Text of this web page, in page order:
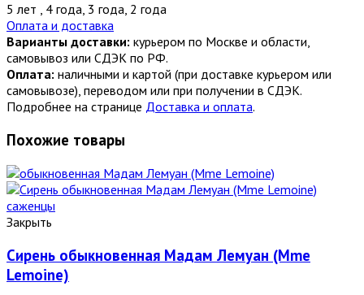
5 лет , 4 года, 3 года, 2 года
Оплата и доставка
Варианты доставки: курьером по Москве и области,
самовывоз или СДЭК по РФ.
Оплата: наличными и картой (при доставке курьером или
самовывозе), переводом или при получении в СДЭК.
Подробнее на странице Доставка и оплата.
Похожие товары
Закрыть
Сирень обыкновенная Мадам Лемуан (Mme
Lemoine)